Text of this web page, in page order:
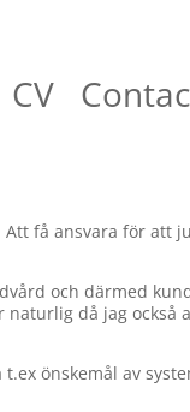
CV
få ansvara för att
och därmed
då jag också
t.ex önskemål av